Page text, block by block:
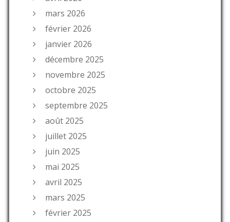
mars 2026
février 2026
janvier 2026
décembre 2025
novembre 2025
octobre 2025
septembre 2025
août 2025
juillet 2025
juin 2025
mai 2025
avril 2025
mars 2025
février 2025